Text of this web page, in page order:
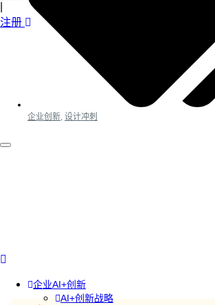
注册
企业AI+创新
AI+创新战略
企业创新 设计冲刺